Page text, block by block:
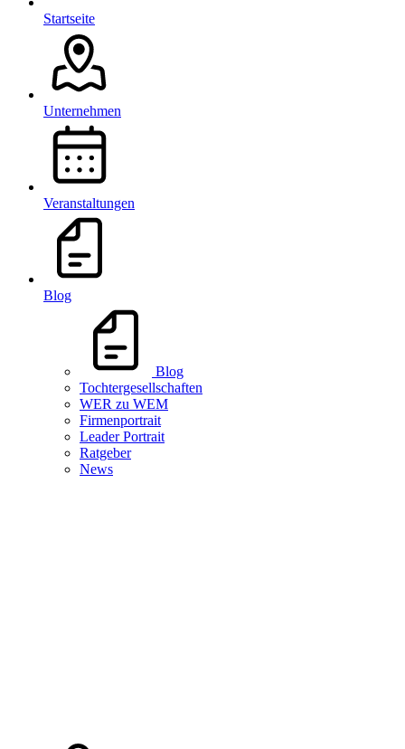
Startseite
Unternehmen
Veranstaltungen
Blog
Blog
Tochtergesellschaften
WER zu WEM
Firmenportrait
Leader Portrait
Ratgeber
News